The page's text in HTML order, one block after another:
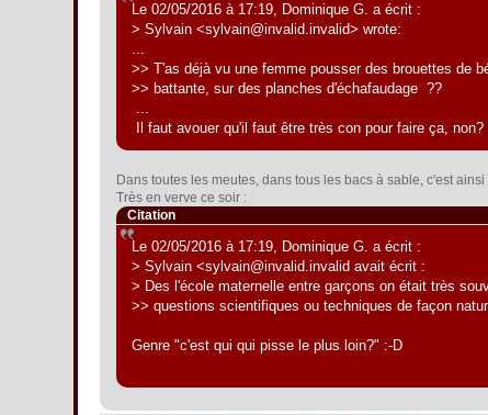
Le 02/05/2016 à 17:19, Dominique G. a écrit :
> Sylvain <sylvain@invalid.invalid> wrote:
...
>> T'as déjà vu une femme pousser des brouettes de
>> battante, sur des planches d'échafaudage ??
...
Il faut avouer qu'il faut être très con pour faire ça, non?
Dans toutes les meutes, dans tous les bacs à sable, c'est
Très en verve ce soir :
Citation
Le 02/05/2016 à 17:19, Dominique G. a écrit :
> Sylvain <sylvain@invalid.invalid avait écrit :
> Des l'école maternelle entre garçons on était très
>> questions scientifiques ou techniques de façon
Genre "c'est qui qui pisse le plus loin?" :-D